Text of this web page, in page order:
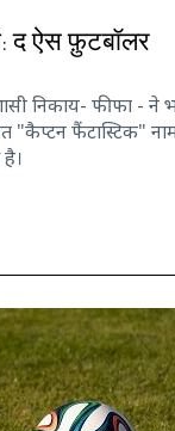
द ऐस फ़ुटबॉलर
निकाय- फीफा - ने
"कैप्टन फैंटास्टिक"